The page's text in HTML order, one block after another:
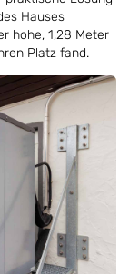
Hauses
hohe, 1,28 Meter
Platz fand.